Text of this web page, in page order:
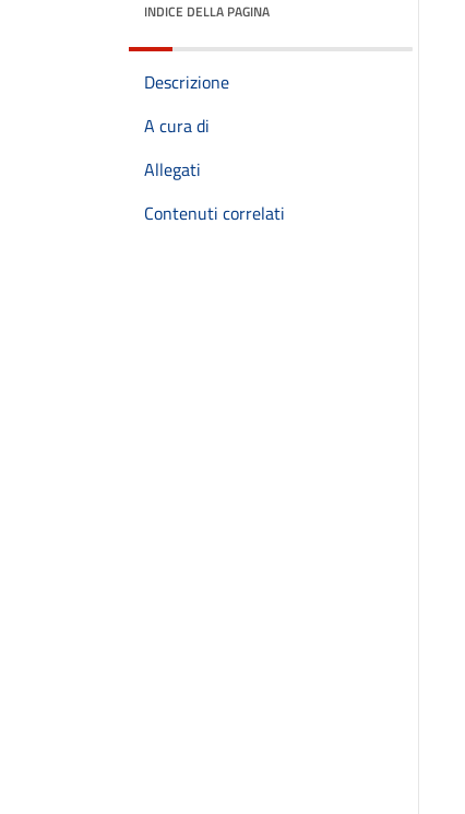
INDICE DELLA PAGINA
Descrizione
A cura di
Allegati
Contenuti correlati